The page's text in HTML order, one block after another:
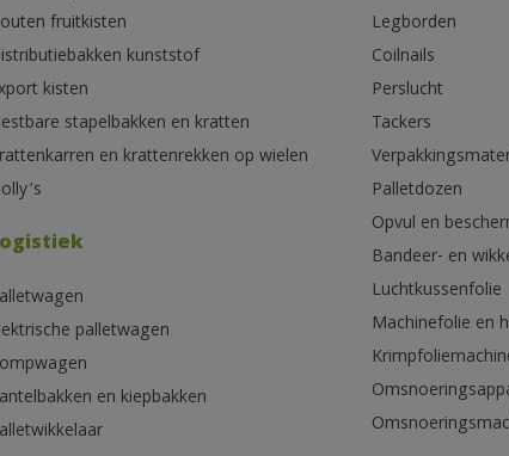
fruitkisten
kunststof
kisten
stapelbakken en kratten
en krattenrekken op wielen
palletwagen
en kiepbakken
Legborden
Coilnails
Perslucht
Tackers
Palletdozen
Opvul en
Bandeer- en
Luchtkussenfolie
Machinefolie en